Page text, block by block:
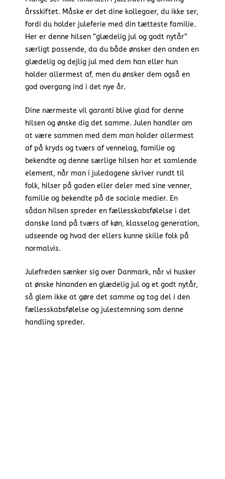
årsskiftet. Måske er det dine kollegaer, du ikke ser,
fordi du holder juleferie med din tætteste familie.
Her er denne hilsen ”glædelig jul og godt nytår”
særligt passende, da du både ønsker den anden en
glædelig og dejlig jul med dem han eller hun
holder allermest af, men du ønsker dem også en
god overgang ind i det nye år.
Dine nærmeste vil garanti blive glad for denne
hilsen og ønske dig det samme. Julen handler om
at være sammen med dem man holder allermest
af på kryds og tværs af vennelag, familie og
bekendte og denne særlige hilsen har et samlende
element, når man i juledagene skriver rundt til
folk, hilser på gaden eller deler med sine venner,
familie og bekendte på de sociale medier. En
sådan hilsen spreder en fællesskabsfølelse i det
danske land på tværs af køn, klasselag generation,
udseende og hvad der ellers kunne skille folk på
normalvis.
Julefreden sænker sig over Danmark, når vi husker
at ønske hinanden en glædelig jul og et godt nytår,
så glem ikke at gøre det samme og tag del i den
fællesskabsfølelse og julestemning som denne
handling spreder.